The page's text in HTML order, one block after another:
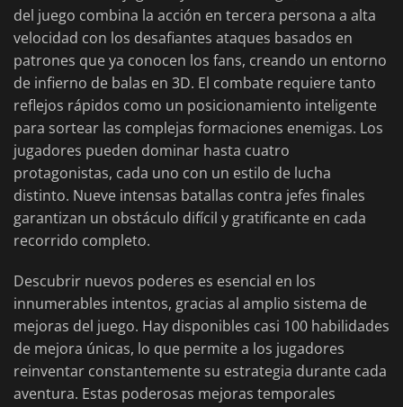
del juego combina la acción en tercera persona a alta
velocidad con los desafiantes ataques basados en
patrones que ya conocen los fans, creando un entorno
de infierno de balas en 3D. El combate requiere tanto
reflejos rápidos como un posicionamiento inteligente
para sortear las complejas formaciones enemigas. Los
jugadores pueden dominar hasta cuatro
protagonistas, cada uno con un estilo de lucha
distinto. Nueve intensas batallas contra jefes finales
garantizan un obstáculo difícil y gratificante en cada
recorrido completo.
Descubrir nuevos poderes es esencial en los
innumerables intentos, gracias al amplio sistema de
mejoras del juego. Hay disponibles casi 100 habilidades
de mejora únicas, lo que permite a los jugadores
reinventar constantemente su estrategia durante cada
aventura. Estas poderosas mejoras temporales